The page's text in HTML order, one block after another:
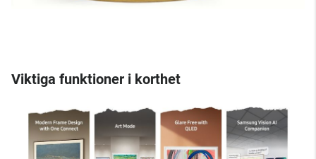
Viktiga funktioner i korthet